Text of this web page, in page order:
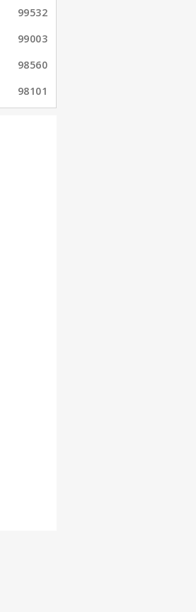
99532
99003
98560
98101